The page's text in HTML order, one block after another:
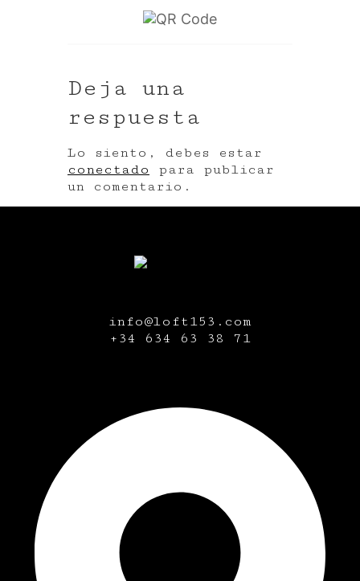
Deja una
respuesta
Lo siento, debes estar
conectado para publicar
un comentario.
info@loft153.com
+34 634 63 38 71